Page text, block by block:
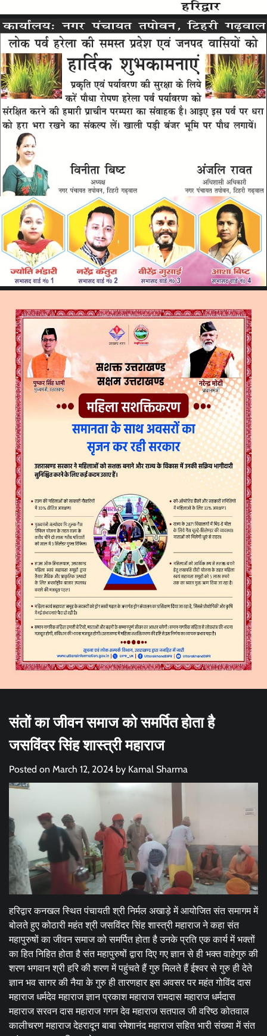
संतों का जीवन समाज को समर्पित होता है
जसविंदर सिंह शास्त्री महाराज
Posted on March 12, 2024 by Kamal Sharma
हरिद्वार कनखल स्थित पंचायती श्री निर्मल अखाड़े में आयोजित संत समागम में
बोलते हुए कोठारी महंत श्री जसविंदर सिंह शास्त्री महाराज ने कहा संत
महापुरुषों का जीवन समाज को समर्पित होता है उनके प्रति एक कार्य में भक्तों
का हित निहित होता है संत महापुरुषों द्वारा दिए गए ज्ञान से ही भक्त वाहेगुरु की
शरण भगवान श्री हरि की शरण में पहुंचते हैं गुरु मिलते हैं ईश्वर से गुरु ही देते
ज्ञान भव सागर की नैया के गुरु ही तारणहार इस अवसर पर महंत गोविंद दास
महाराज धर्मदेव महाराज ज्ञान प्रकाश महाराज रामदास महाराज धर्मदास
महाराज सरवन दास महाराज गगन देव महाराज सतपाल जी वरिष्ठ कोतवाल
कालीचरण महाराज देहरादून बाबा रमेशानंद महाराज सहित भारी संख्या में संत